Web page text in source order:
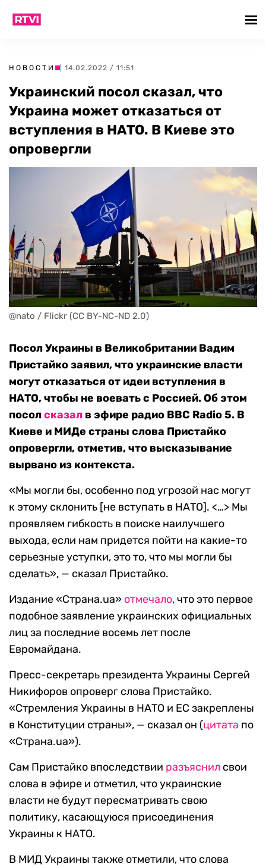
НОВОСТИ | 14.02.2022 / 11:51
Украинский посол сказал, что
Украина может отказаться от
вступления в НАТО. В Киеве это
опровергли
@nato / Flickr (CC BY-NC-ND 2.0)
Посол Украины в Великобритании Вадим
Пристайко заявил, что украинские власти
могут отказаться от идеи вступления в
НАТО, чтобы не воевать с Россией. Об этом
посолсказал в эфире радио BBC Radio 5. В
Киеве и МИДе страны слова Пристайко
опровергли, отметив, что высказывание
вырвано из контекста.
«Мы могли бы, особенно под угрозой нас могут
к этому склонить [не вступать в НАТО]. <…> Мы
проявляем гибкость в поиске наилучшего
выхода, если нам придется пойти на какие-то
серьезные уступки, это то, что мы могли бы
сделать», — сказал Пристайко.
Издание «Страна.ua» отмечало, что это первое
подобное заявление украинских официальных
лиц за последние восемь лет после
Евромайдана.
Пресс-секретарь президента Украины Сергей
Никифоров опроверг слова Пристайко.
«Стремления Украины в НАТО и ЕС закреплены
в Конституции страны», — сказал он (цитата по
«Страна.ua»).
Сам Пристайко впоследствии разъяснил свои
слова в эфире и отметил, что украинские
власти не будут пересматривать свою
политику, касающуюся присоединения
Украины к НАТО.
В МИД Украины также отметили, что слова